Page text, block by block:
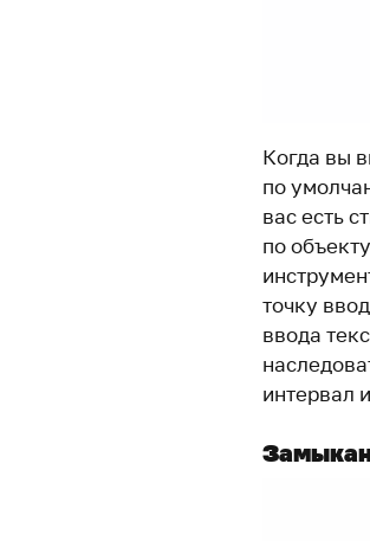
Когда вы
по
вас есть
по
точку
ввода
интервал